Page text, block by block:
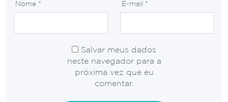
Nome * E-mail *
Salvar meus dados
neste navegador para a
próxima vez que eu
comentar.